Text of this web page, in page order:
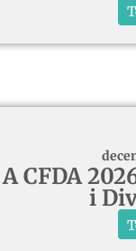
CFDA
i